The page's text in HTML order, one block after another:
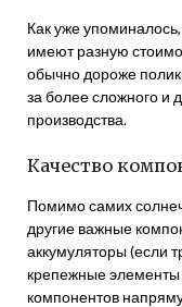
Как уже
имеют разную
обычно дороже
за более сложного и
производства.
Качество
Помимо самих
другие важные
аккумуляторы (если
крепежные элементы
компонентов